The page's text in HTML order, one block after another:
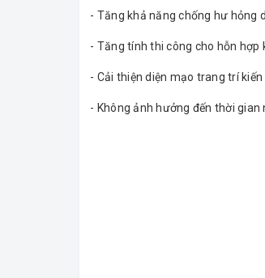
- Tăng khả năng chống hư hỏng
- Tăng tính thi công cho hỗn hợp
- Cải thiện diện mạo trang trí
- Không ảnh hưởng đến thời gian